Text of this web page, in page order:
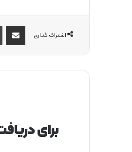
اشتراک گذاری
از طریق ایمیل به اشتراک بگذارید
برای